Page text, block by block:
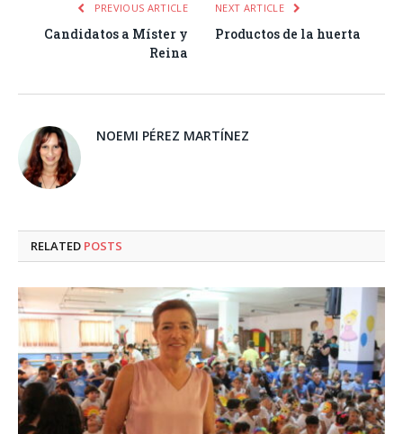
PREVIOUS ARTICLE
Candidatos a Míster y
Reina
NEXT ARTICLE
Productos de la huerta
NOEMI PÉREZ MARTÍNEZ
RELATED POSTS